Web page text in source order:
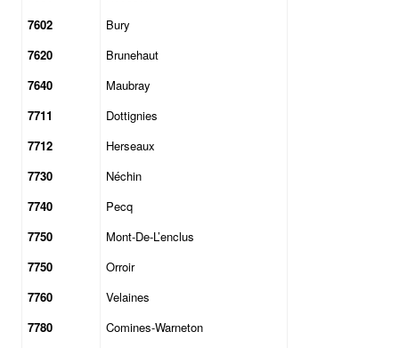
7602
Bury
7620
Brunehaut
7640
Maubray
7711
Dottignies
7712
Herseaux
7730
Néchin
7740
Pecq
7750
Mont-De-L’enclus
7750
Orroir
7760
Velaines
7780
Comines-Warneton